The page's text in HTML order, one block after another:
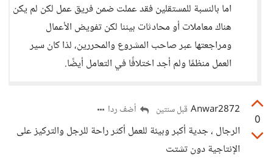
اما بالنسبة للمستقلين فقد عملت ضمن فريق عمل لكن لم يكن
هناك معاملات أو محادثات بيننا لكن تفويض الأعمال
ومراجعتها عبر صاحب المشروع والمحررين، لذا كان سير
العمل منظمًا ولم أجد اختلافًا في التعامل أيضًا.
0
Anwar2872 قبل سنتين أضف ردا
الرجال ، جدية أكبر وبيئة للعمل أكثر راحة للرجل والتركيز على
الإنتاجية دون تشتت